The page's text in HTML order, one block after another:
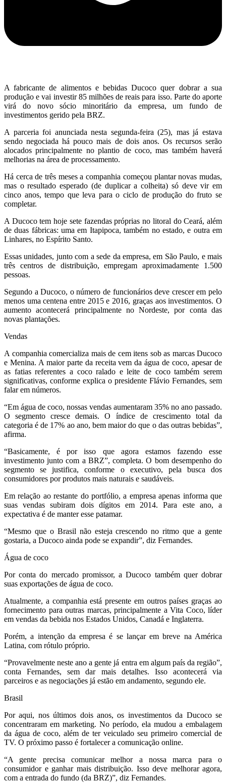
A fabricante de alimentos e bebidas Ducoco quer dobrar a sua
produção e vai investir 85 milhões de reais para isso. Parte do aporte
virá do novo sócio minoritário da empresa, um fundo de
investimentos gerido pela BRZ.
A parceria foi anunciada nesta segunda-feira (25), mas já estava
sendo negociada há pouco mais de dois anos. Os recursos serão
alocados principalmente no plantio de coco, mas também haverá
melhorias na área de processamento.
Há cerca de três meses a companhia começou plantar novas mudas,
mas o resultado esperado (de duplicar a colheita) só deve vir em
cinco anos, tempo que leva para o ciclo de produção do fruto se
completar.
A Ducoco tem hoje sete fazendas próprias no litoral do Ceará, além
de duas fábricas: uma em Itapipoca, também no estado, e outra em
Linhares, no Espírito Santo.
Essas unidades, junto com a sede da empresa, em São Paulo, e mais
três centros de distribuição, empregam aproximadamente 1.500
pessoas.
Segundo a Ducoco, o número de funcionários deve crescer em pelo
menos uma centena entre 2015 e 2016, graças aos investimentos. O
aumento acontecerá principalmente no Nordeste, por conta das
novas plantações.
Vendas
A companhia comercializa mais de cem itens sob as marcas Ducoco
e Menina. A maior parte da receita vem da água de coco, apesar de
as fatias referentes a coco ralado e leite de coco também serem
significativas, conforme explica o presidente Flávio Fernandes, sem
falar em números.
“Em água de coco, nossas vendas aumentaram 35% no ano passado.
O segmento cresce demais. O índice de crescimento total da
categoria é de 17% ao ano, bem maior do que o das outras bebidas”,
afirma.
“Basicamente, é por isso que agora estamos fazendo esse
investimento junto com a BRZ”, completa. O bom desempenho do
segmento se justifica, conforme o executivo, pela busca dos
consumidores por produtos mais naturais e saudáveis.
Em relação ao restante do portfólio, a empresa apenas informa que
suas vendas subiram dois dígitos em 2014. Para este ano, a
expectativa é de manter esse patamar.
“Mesmo que o Brasil não esteja crescendo no ritmo que a gente
gostaria, a Ducoco ainda pode se expandir”, diz Fernandes.
Água de coco
Por conta do mercado promissor, a Ducoco também quer dobrar
suas exportações de água de coco.
Atualmente, a companhia está presente em outros países graças ao
fornecimento para outras marcas, principalmente a Vita Coco, líder
em vendas da bebida nos Estados Unidos, Canadá e Inglaterra.
Porém, a intenção da empresa é se lançar em breve na América
Latina, com rótulo próprio.
“Provavelmente neste ano a gente já entra em algum país da região”,
conta Fernandes, sem dar mais detalhes. Isso acontecerá via
parceiros e as negociações já estão em andamento, segundo ele.
Brasil
Por aqui, nos últimos dois anos, os investimentos da Ducoco se
concentraram em marketing. No período, ela mudou a embalagem
da água de coco, além de ter veiculado seu primeiro comercial de
TV. O próximo passo é fortalecer a comunicação online.
“A gente precisa comunicar melhor a nossa marca para o
consumidor e ganhar mais distribuição. Isso deve melhorar agora,
com a entrada do fundo (da BRZ)”, diz Fernandes.